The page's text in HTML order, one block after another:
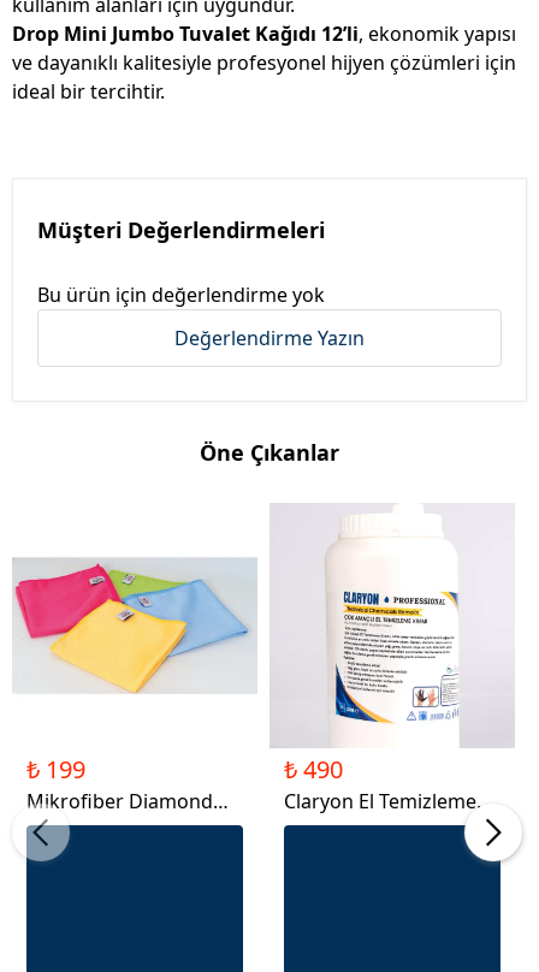
Drop Mini Jumbo Tuvalet Kağıdı 12’li, ekonomik yapısı
ve dayanıklı kalitesiyle profesyonel hijyen çözümleri için
ideal bir tercihtir.
Müşteri Değerlendirmeleri
Bu ürün için değerlendirme yok
Değerlendirme Yazın
Öne Çıkanlar
₺ 199
Mikrofiber Diamond
Bez, 4'lü Paket Temizlik
Bezi 40x40
₺ 490
Claryon El Temizleme
Kremi 3kg